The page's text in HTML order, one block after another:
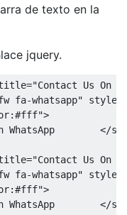
de texto en la
jquery.
="Contact Us On
fa-whatsapp" style
>
On WhatsApp
</
="Contact Us On
fa-whatsapp" style
>
On WhatsApp
</